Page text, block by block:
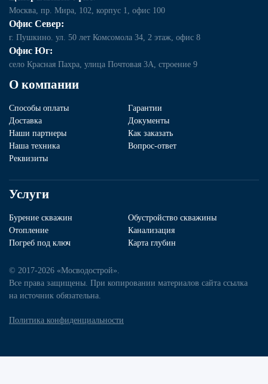
О компании
Способы оплаты
Гарантии
Доставка
Документы
Наши партнеры
Как заказать
Наша техника
Вопрос-ответ
Реквизиты
Услуги
Бурение скважин
Обустройство скважины
Отопление
Канализация
Погреб под ключ
Карта глубин
Москва, пр. Мира, 102, корпус 1, офис 100
Офис Север:
г. Пушкино. ул. 50 лет Комсомола 34, 2 этаж, офис 8
Офис Юг:
село Красная Пахра, улица Почтовая 3А, строение 9
© 2017-2026 «Мосводострой».
Все права защищены. При копировании материалов сайта ссылка
на источник обязательна.
Политика конфиденциальности